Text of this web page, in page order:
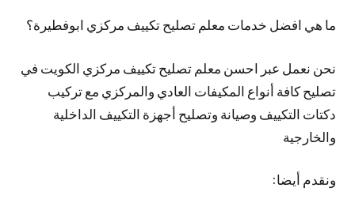
ما هي افضل خدمات معلم تصليح تكييف مركزي ابوفطيرة؟
نحن نعمل عبر احسن معلم تصليح تكييف مركزي الكويت في
تصليح كافة أنواع المكيفات العادي والمركزي مع تركيب
دكتات التكييف وصيانة وتصليح أجهزة التكييف الداخلية
والخارجية
ونقدم أيضا: